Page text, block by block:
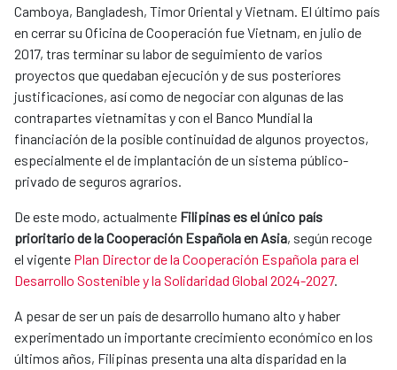
Camboya, Bangladesh, Timor Oriental y Vietnam. El último país
en cerrar su Oficina de Cooperación fue Vietnam, en julio de
2017, tras terminar su labor de seguimiento de varios
proyectos que quedaban ejecución y de sus posteriores
justificaciones, así como de negociar con algunas de las
contrapartes vietnamitas y con el Banco Mundial la
financiación de la posible continuidad de algunos proyectos,
especialmente el de implantación de un sistema público-
privado de seguros agrarios.
De este modo, actualmente Filipinas es el único país
prioritario de la Cooperación Española en Asia, según recoge
el vigente Plan Director de la Cooperación Española para el
Desarrollo Sostenible y la Solidaridad Global 2024-2027.
A pesar de ser un país de desarrollo humano alto y haber
experimentado un importante crecimiento económico en los
últimos años, Filipinas presenta una alta disparidad en la